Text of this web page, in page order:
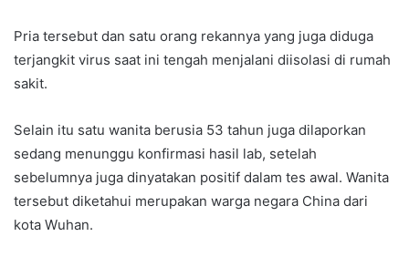
Pria tersebut dan satu orang rekannya yang juga diduga
terjangkit virus saat ini tengah menjalani diisolasi di rumah
sakit.
Selain itu satu wanita berusia 53 tahun juga dilaporkan
sedang menunggu konfirmasi hasil lab, setelah
sebelumnya juga dinyatakan positif dalam tes awal. Wanita
tersebut diketahui merupakan warga negara China dari
kota Wuhan.